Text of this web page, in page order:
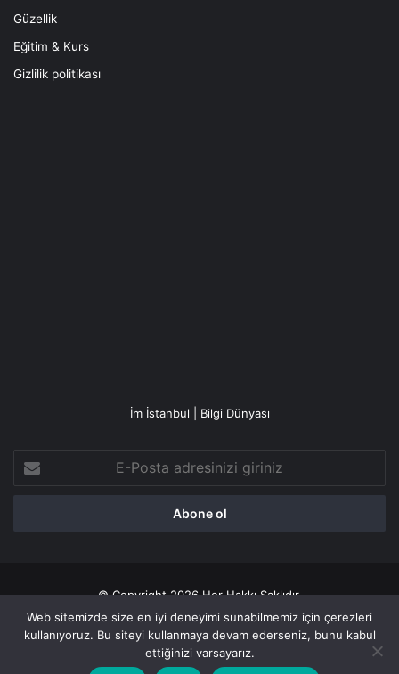
Güzellik
Eğitim & Kurs
Gizlilik politikası
İm İstanbul | Bilgi Dünyası
Posta
adresinizi
© Copyright 2026 Her Hakkı Saklıdır.
Gizlilik politikası
Facebook
X YouTubeInstagram
Web sitemizde size en iyi deneyimi sunabilmemiz için çerezleri
kullanıyoruz. Bu siteyi kullanmaya devam ederseniz, bunu kabul
ettiğinizi varsayarız.